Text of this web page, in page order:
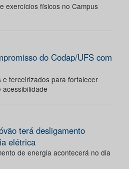
exercícios físicos no Campus
do Codap/UFS com
e terceirizados para fortalecer
terá desligamento
elétrica
de energia acontecerá no dia